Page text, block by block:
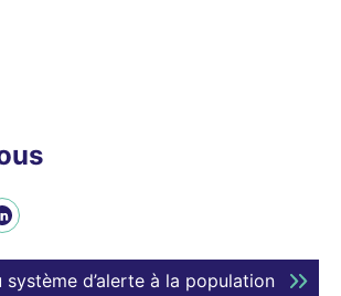
système d’alerte à la population